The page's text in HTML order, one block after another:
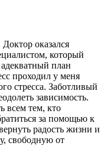
оказался
который
план
проходил у меня
стресса. Заботливый
зависимость.
всем тем, кто
за помощью к
радость жизни и
свободную от